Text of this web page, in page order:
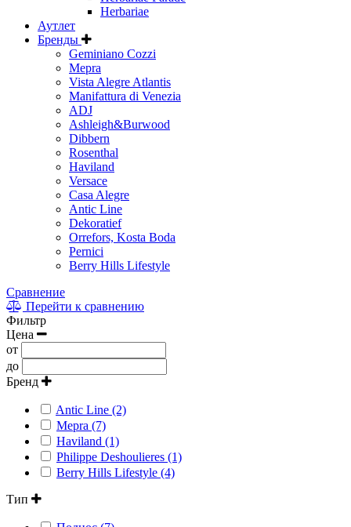
Herbariae
Аутлет
Бренды
Geminiano Cozzi
Mepra
Vista Alegre Atlantis
Manifattura di Venezia
ADJ
Ashleigh&Burwood
Dibbern
Rosenthal
Haviland
Versace
Casa Alegre
Antic Line
Dekoratief
Orrefors, Kosta Boda
Pernici
Berry Hills Lifestyle
Сравнение
Перейти к сравнению
Фильтр
Цена
от
до
Бренд
Antic Line (2)
Mepra (7)
Haviland (1)
Philippe Deshoulieres (1)
Berry Hills Lifestyle (4)
Тип